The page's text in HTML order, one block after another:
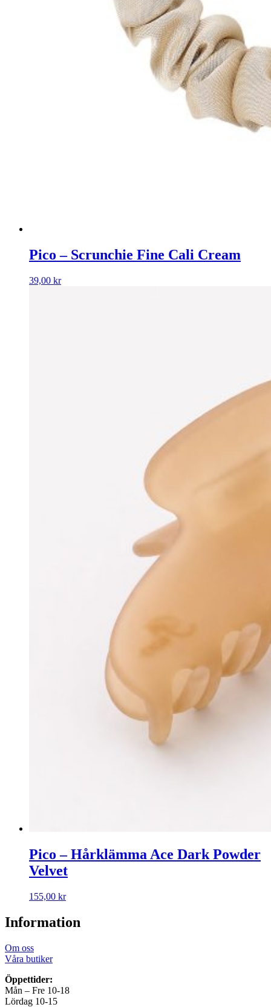
Pico – Scrunchie Fine Cali Cream
39,00 kr
Pico – Hårklämma Ace Dark Powder
Velvet
155,00 kr
Information
Om oss
Våra butiker
Öppettider:
Mån – Fre 10-18
Lördag 10-15